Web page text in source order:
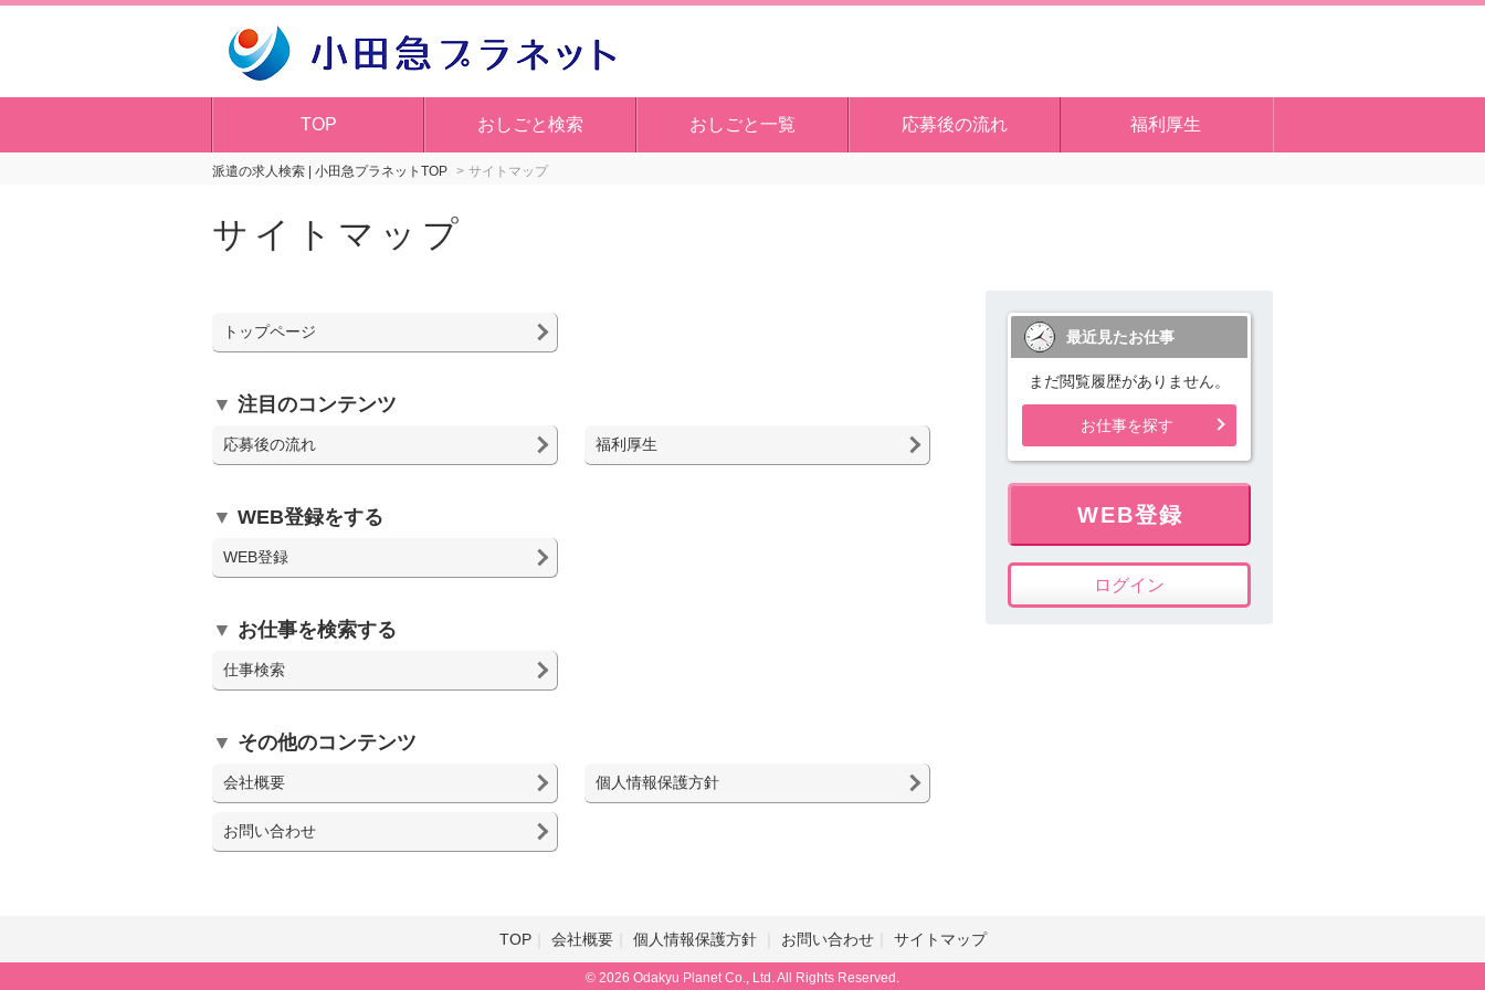
TOP おしごと検索 おしごと一覧 応募後の流れ 福利厚生
派遣の求人検索 | 小田急プラネットTOP サイトマップ
サイトマップ
トップページ
注目のコンテンツ
応募後の流れ 福利厚生
WEB登録をする
WEB登録
お仕事を検索する
仕事検索
その他のコンテンツ
会社概要 個人情報保護方針
お問い合わせ
最近見たお仕事
まだ閲覧履歴がありません。
お仕事を探す
WEB登録
ログイン
TOP 会社概要 個人情報保護方針 お問い合わせ サイトマップ
© 2026 Odakyu Planet Co., Ltd. All Rights Reserved.